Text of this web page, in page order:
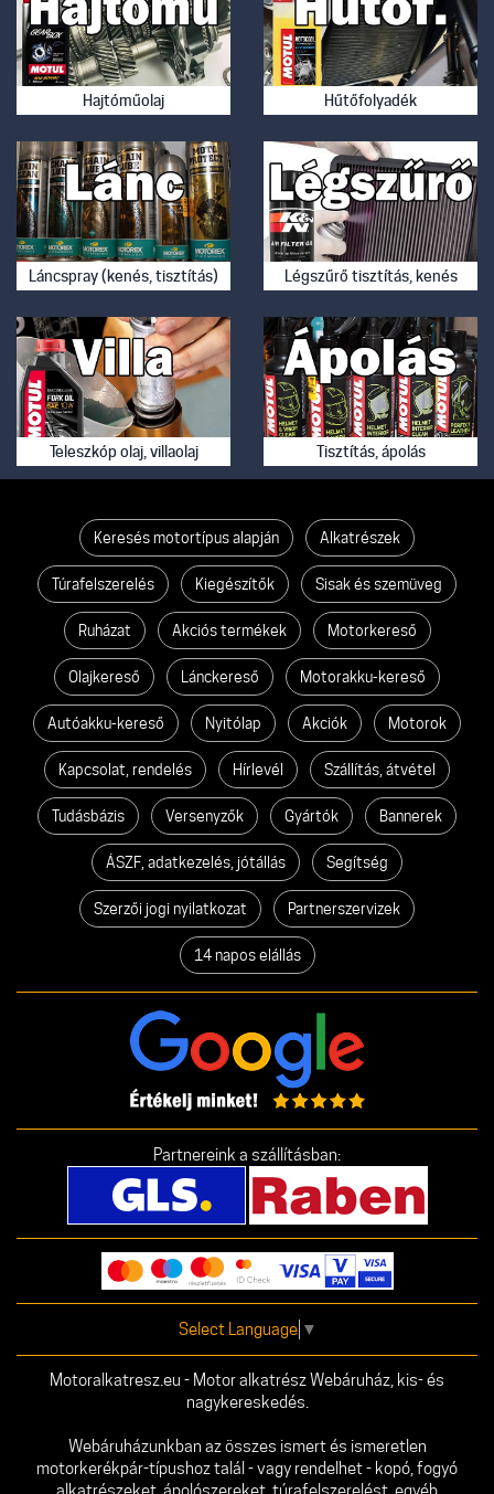
Hajtóműolaj Hűtőfolyadék
Láncspray (kenés, tisztítás) Légszűrő tisztítás, kenés
Teleszkóp olaj, villaolaj Tisztítás, ápolás
Keresés motortípus alapján Alkatrészek
Túrafelszerelés Kiegészítők Sisak és szemüveg
Ruházat Akciós termékek Motorkereső
Olajkereső Lánckereső Motorakku-kereső
Autóakku-kereső Nyitólap Akciók Motorok
Kapcsolat, rendelés Hírlevél Szállítás, átvétel
Tudásbázis Versenyzők Gyártók Bannerek
ÁSZF, adatkezelés, jótállás Segítség
Szerzői jogi nyilatkozat Partnerszervizek
14 napos elállás
Partnereink a szállításban:
Select Language ▼
Motoralkatresz.eu - Motor alkatrész Webáruház, kis- és
nagykereskedés.
Webáruházunkban az összes ismert és ismeretlen
motorkerékpár-típushoz talál - vagy rendelhet - kopó, fogyó
alkatrészeket, ápolószereket, túrafelszerelést, egyéb